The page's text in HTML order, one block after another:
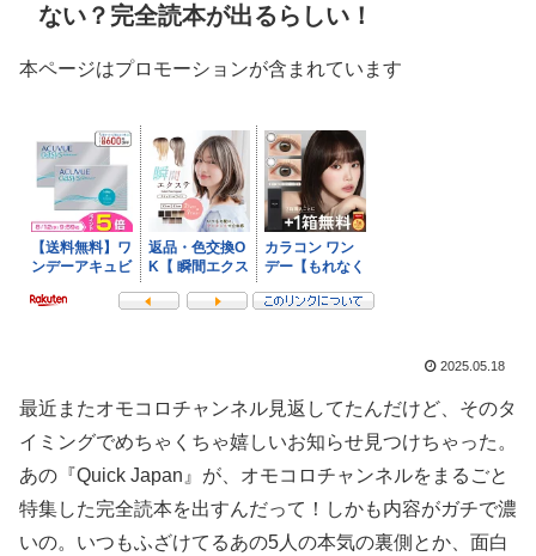
ない？完全読本が出るらしい！
本ページはプロモーションが含まれています
2025.05.18
最近またオモコロチャンネル見返してたんだけど、そのタ
イミングでめちゃくちゃ嬉しいお知らせ見つけちゃった。
あの『Quick Japan』が、オモコロチャンネルをまるごと
特集した完全読本を出すんだって！しかも内容がガチで濃
いの。いつもふざけてるあの5人の本気の裏側とか、面白